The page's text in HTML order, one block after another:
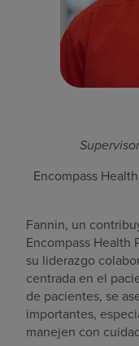
Encompass
Fannin, un
Encompass Health
su liderazgo
centrada en el
de pacientes, se
importantes,
manejen con